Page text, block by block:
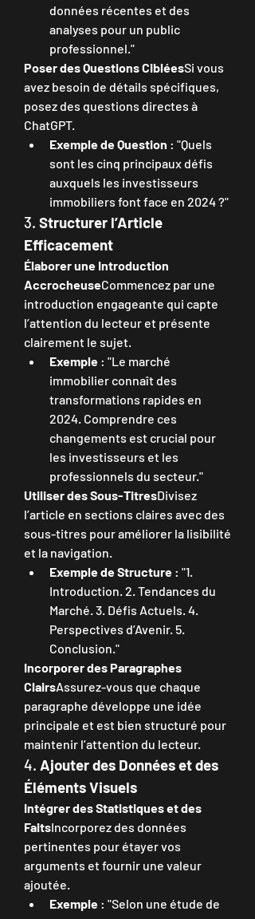
données récentes et des
analyses pour un public
professionnel."
Poser des Questions CibléesSi vous
avez besoin de détails spécifiques,
posez des questions directes à
ChatGPT.
Exemple de Question : "Quels
sont les cinq principaux défis
auxquels les investisseurs
immobiliers font face en 2024 ?"
3. Structurer l’Article
Efficacement
Élaborer une Introduction
AccrocheuseCommencez par une
introduction engageante qui capte
l’attention du lecteur et présente
clairement le sujet.
Exemple : "Le marché
immobilier connaît des
transformations rapides en
2024. Comprendre ces
changements est crucial pour
les investisseurs et les
professionnels du secteur."
Utiliser des Sous-TitresDivisez
l’article en sections claires avec des
sous-titres pour améliorer la lisibilité
et la navigation.
Exemple de Structure : "1.
Introduction. 2. Tendances du
Marché. 3. Défis Actuels. 4.
Perspectives d’Avenir. 5.
Conclusion."
Incorporer des Paragraphes
ClairsAssurez-vous que chaque
paragraphe développe une idée
principale et est bien structuré pour
maintenir l’attention du lecteur.
4. Ajouter des Données et des
Éléments Visuels
Intégrer des Statistiques et des
FaitsIncorporez des données
pertinentes pour étayer vos
arguments et fournir une valeur
ajoutée.
Exemple : "Selon une étude de